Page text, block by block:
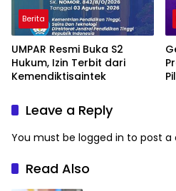
Berita
UMPAR Resmi Buka S2
Hukum, Izin Terbit dari
Kemendiktisaintek
Leave a Reply
You must be logged in to post a
Read Also